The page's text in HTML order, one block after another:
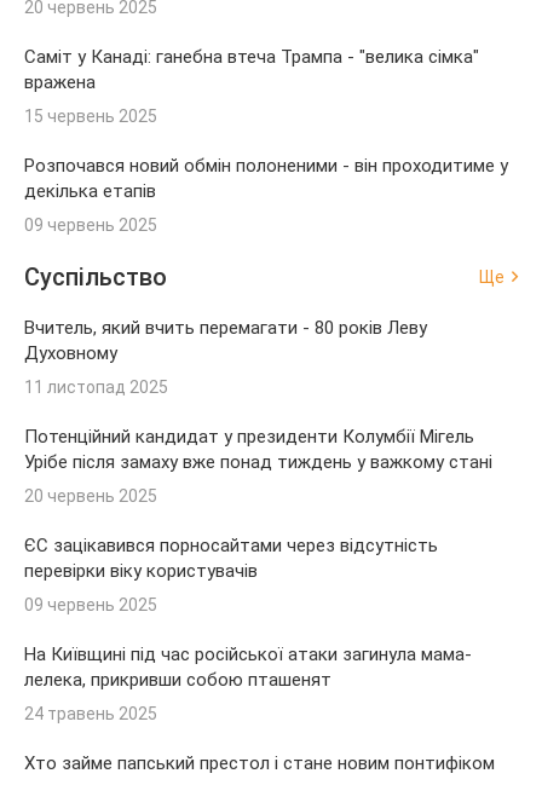
20 червень 2025
Саміт у Канаді: ганебна втеча Трампа - "велика сімка"
вражена
15 червень 2025
Розпочався новий обмін полоненими - він проходитиме у
декілька етапів
09 червень 2025
Суспільство Ще
Вчитель, який вчить перемагати - 80 років Леву
Духовному
11 листопад 2025
Потенційний кандидат у президенти Колумбії Мігель
Урібе після замаху вже понад тиждень у важкому стані
20 червень 2025
ЄС зацікавився порносайтами через відсутність
перевірки віку користувачів
09 червень 2025
На Київщині під час російської атаки загинула мама-
лелека, прикривши собою пташенят
24 травень 2025
Хто займе папський престол і стане новим понтифіком